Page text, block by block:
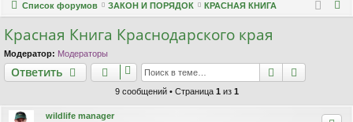
ы
лк
и
ум
ы
д и
Список форумов ЗАКОН И ПОРЯДОК КРАСНАЯ КНИГА
Красная Книга Краснодарского края
Модератор: Модераторы
Ответить
Ответить Поиск
9 сообщений • Страница 1 из 1
wildlife manager